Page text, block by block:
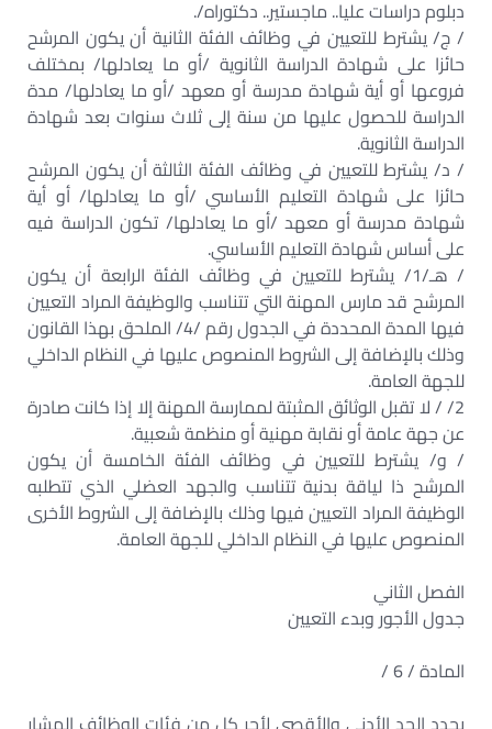
دبلوم دراسات عليا.. ماجستير.. دكتوراه/.
/ ج/ يشترط للتعيين في وظائف الفئة الثانية أن يكون المرشح
حائزا على شهادة الدراسة الثانوية /أو ما يعادلها/ بمختلف
فروعها أو أية شهادة مدرسة أو معهد /أو ما يعادلها/ مدة
الدراسة للحصول عليها من سنة إلى ثلاث سنوات بعد شهادة
الدراسة الثانوية.
/ د/ يشترط للتعيين في وظائف الفئة الثالثة أن يكون المرشح
حائزا على شهادة التعليم الأساسي /أو ما يعادلها/ أو أية
شهادة مدرسة أو معهد /أو ما يعادلها/ تكون الدراسة فيه
على أساس شهادة التعليم الأساسي.
/ هـ/1/ يشترط للتعيين في وظائف الفئة الرابعة أن يكون
المرشح قد مارس المهنة التي تتناسب والوظيفة المراد التعيين
فيها المدة المحددة في الجدول رقم /4/ الملحق بهذا القانون
وذلك بالإضافة إلى الشروط المنصوص عليها في النظام الداخلي
للجهة العامة.
2/ / لا تقبل الوثائق المثبتة لممارسة المهنة إلا إذا كانت صادرة
عن جهة عامة أو نقابة مهنية أو منظمة شعبية.
/ و/ يشترط للتعيين في وظائف الفئة الخامسة أن يكون
المرشح ذا لياقة بدنية تتناسب والجهد العضلي الذي تتطلبه
الوظيفة المراد التعيين فيها وذلك بالإضافة إلى الشروط الأخرى
المنصوص عليها في النظام الداخلي للجهة العامة.
الفصل الثاني
جدول الأجور وبدء التعيين
المادة / 6 /